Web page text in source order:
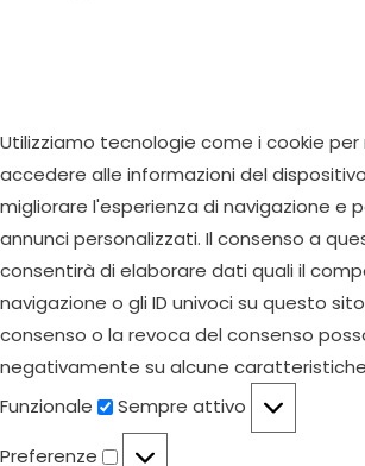
Utilizziamo tecnologie come i cookie
accedere alle informazioni del
migliorare l'esperienza di navigazione e
annunci personalizzati. Il consenso a
consentirà di elaborare dati quali il
navigazione o gli ID univoci su questo
consenso o la revoca del consenso
negativamente su alcune
Funzionale
Funzionale
Sempre attivo
Preferenze
Preferenze